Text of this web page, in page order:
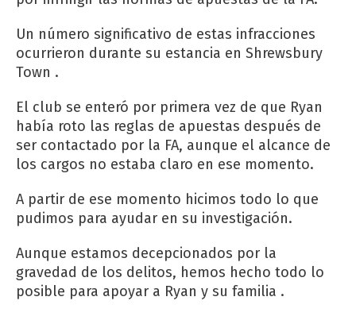
Un número significativo de estas infracciones
ocurrieron durante su estancia en Shrewsbury
Town .
El club se enteró por primera vez de que Ryan
había roto las reglas de apuestas después de
ser contactado por la FA, aunque el alcance de
los cargos no estaba claro en ese momento.
A partir de ese momento hicimos todo lo que
pudimos para ayudar en su investigación.
Aunque estamos decepcionados por la
gravedad de los delitos, hemos hecho todo lo
posible para apoyar a Ryan y su familia .